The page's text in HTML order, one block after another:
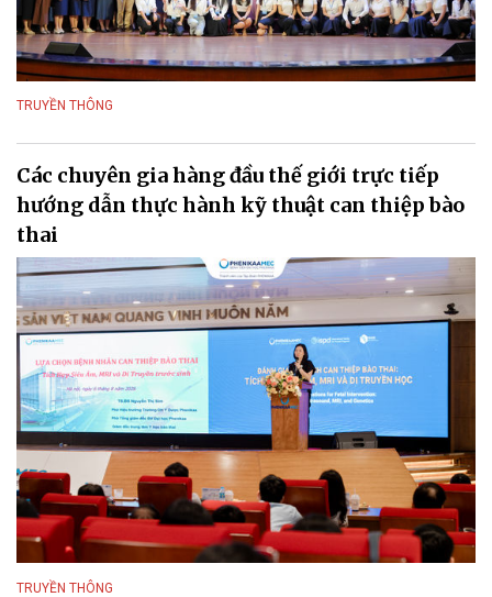
TRUYỀN THÔNG
Các chuyên gia hàng đầu thế giới trực tiếp
hướng dẫn thực hành kỹ thuật can thiệp bào
thai
TRUYỀN THÔNG